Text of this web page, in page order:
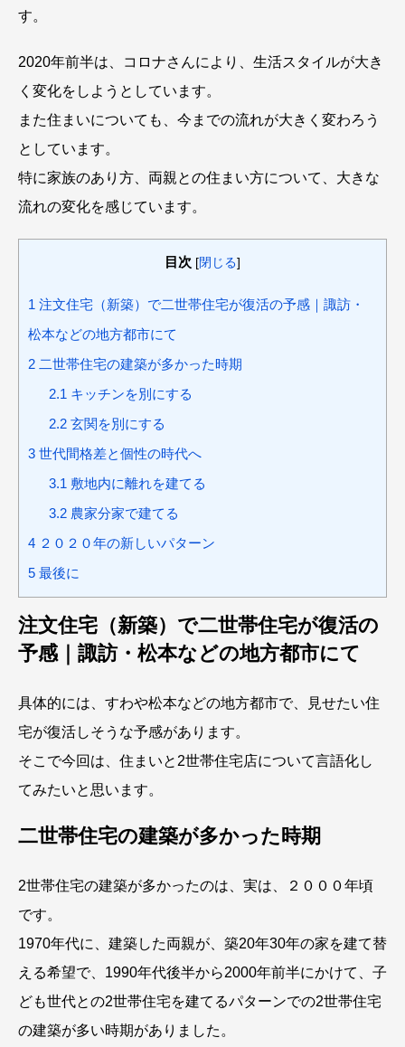
す。
2020年前半は、コロナさんにより、生活スタイルが大き
く変化をしようとしています。
また住まいについても、今までの流れが大きく変わろう
としています。
特に家族のあり方、両親との住まい方について、大きな
流れの変化を感じています。
目次 [閉じる]
1 注文住宅（新築）で二世帯住宅が復活の予感｜諏訪・
松本などの地方都市にて
2 二世帯住宅の建築が多かった時期
2.1 キッチンを別にする
2.2玄関を別にする
3 世代間格差と個性の時代へ
3.1 敷地内に離れを建てる
3.2農家分家で建てる
4 ２０２０年の新しいパターン
5 最後に
注文住宅（新築）で二世帯住宅が復活の
予感｜諏訪・松本などの地方都市にて
具体的には、すわや松本などの地方都市で、見せたい住
宅が復活しそうな予感があります。
そこで今回は、住まいと2世帯住宅店について言語化し
てみたいと思います。
二世帯住宅の建築が多かった時期
2世帯住宅の建築が多かったのは、実は、２０００年頃
です。
1970年代に、建築した両親が、築20年30年の家を建て替
える希望で、1990年代後半から2000年前半にかけて、子
ども世代との2世帯住宅を建てるパターンでの2世帯住宅
の建築が多い時期がありました。